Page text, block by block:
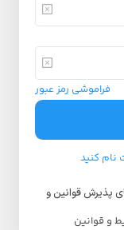
فراموشی رمز عبور
نام کنید
پذیرش قوانین و
و قوانین